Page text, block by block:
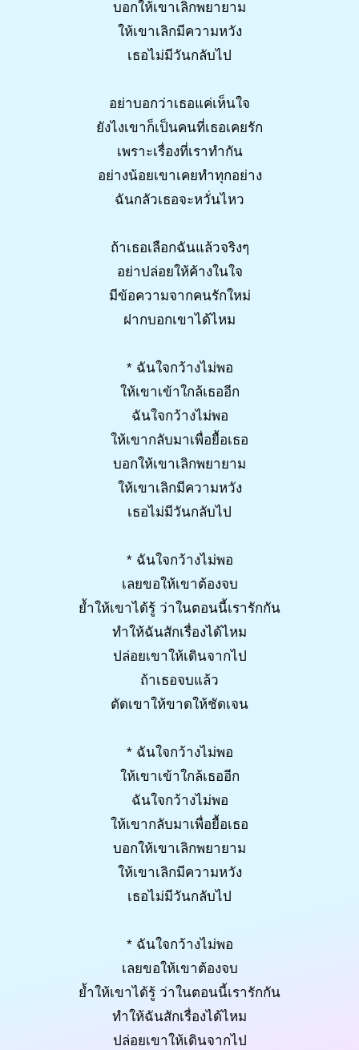
บอกให้เขาเลิกพยายาม
ให้เขาเลิกมีความหวัง
เธอไม่มีวันกลับไป
อย่าบอกว่าเธอแค่เห็นใจ
ยังไงเขาก็เป็นคนที่เธอเคยรัก
เพราะเรื่องที่เราทำกัน
อย่างน้อยเขาเคยทำทุกอย่าง
ฉันกลัวเธอจะหวั่นไหว
ถ้าเธอเลือกฉันแล้วจริงๆ
อย่าปล่อยให้ค้างในใจ
มีข้อความจากคนรักใหม่
ฝากบอกเขาได้ไหม
* ฉันใจกว้างไม่พอ
ให้เขาเข้าใกล้เธออีก
ฉันใจกว้างไม่พอ
ให้เขากลับมาเพื่อยื้อเธอ
บอกให้เขาเลิกพยายาม
ให้เขาเลิกมีความหวัง
เธอไม่มีวันกลับไป
* ฉันใจกว้างไม่พอ
เลยขอให้เขาต้องจบ
ย้ำให้เขาได้รู้ ว่าในตอนนี้เรารักกัน
ทำให้ฉันสักเรื่องได้ไหม
ปล่อยเขาให้เดินจากไป
ถ้าเธอจบแล้ว
ตัดเขาให้ขาดให้ชัดเจน
* ฉันใจกว้างไม่พอ
ให้เขาเข้าใกล้เธออีก
ฉันใจกว้างไม่พอ
ให้เขากลับมาเพื่อยื้อเธอ
บอกให้เขาเลิกพยายาม
ให้เขาเลิกมีความหวัง
เธอไม่มีวันกลับไป
* ฉันใจกว้างไม่พอ
เลยขอให้เขาต้องจบ
ย้ำให้เขาได้รู้ ว่าในตอนนี้เรารักกัน
ทำให้ฉันสักเรื่องได้ไหม
ปล่อยเขาให้เดินจากไป